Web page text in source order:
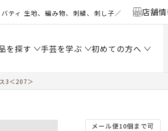
ティ 生地、編み物、刺繍、刺し子／ 店舗
を探す 手芸を学ぶ 初めての方へ
3＜207＞
メール便10個まで可